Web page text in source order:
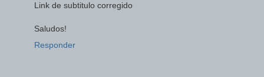
Link de subtitulo corregido
Saludos!
Responder